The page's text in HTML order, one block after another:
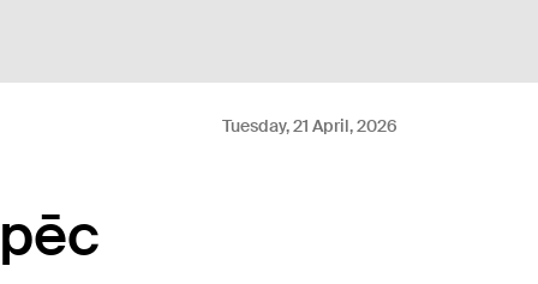
Tuesday, 21 April, 2026